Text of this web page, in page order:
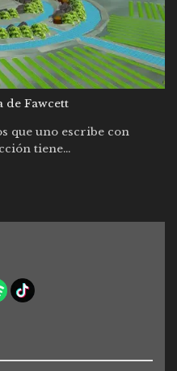
de Fawcett
que uno escribe con
tiene...